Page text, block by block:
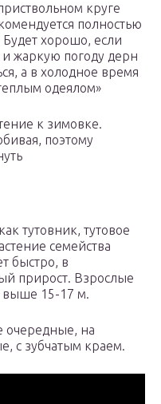
круге
полностью
Будет хорошо, если
жаркую погоду дерн
а в холодное время
одеялом»
к зимовке.
поэтому
тутовник, тутовое
семейства
быстро, в
прирост. Взрослые
выше 15-17 м.
очередные, на
с зубчатым краем.